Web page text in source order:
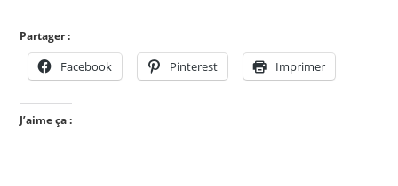
Partager :
Facebook Pinterest Imprimer
J’aime ça :